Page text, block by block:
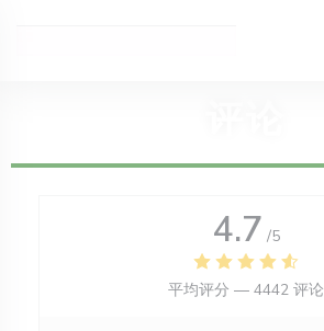
4.7 /5
平均评分 — 4442 评论